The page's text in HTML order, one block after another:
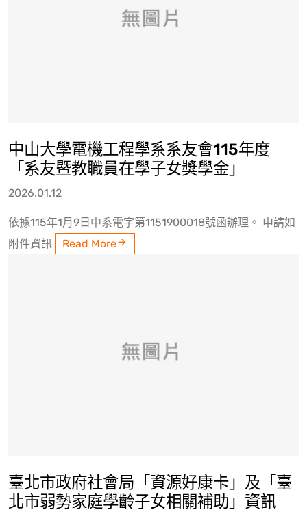
中山大學電機工程學系系友會115年度
「系友暨教職員在學子女獎學金」
2026.01.12
依據115年1月9日中系電字第1151900018號函辦理。 申請如
附件資訊
Read More
臺北市政府社會局「資源好康卡」及「臺
北市弱勢家庭學齡子女相關補助」資訊